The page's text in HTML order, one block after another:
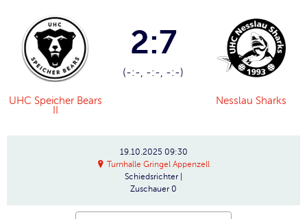
UHC Speicher Bears
2:7
(-:-, -:-, -:-)
Nesslau Sharks
19.10.2025 09:30
Turnhalle Gringel Appenzell
Schiedsrichter
Zuschauer 0